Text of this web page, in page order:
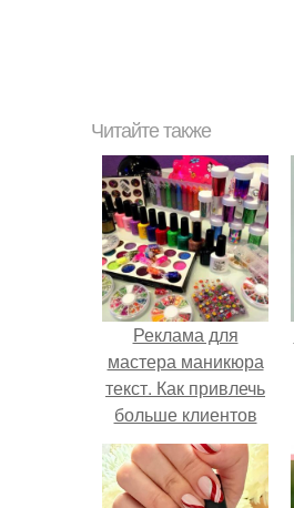
Читайте также
Реклама для
мастера маникюра
текст. Как привлечь
больше клиентов
на маникюр